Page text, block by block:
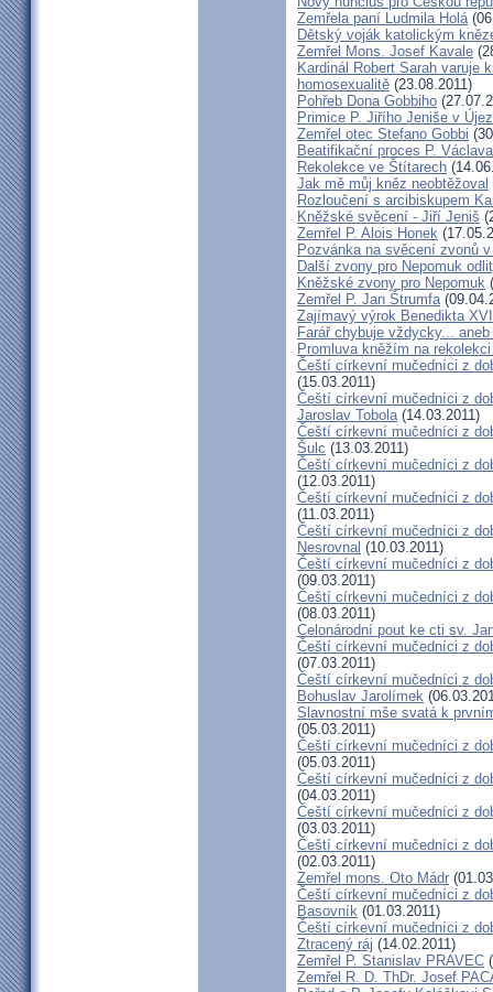
Zemřela paní Ludmila Holá
Dětský voják katolickým
Zemřel Mons. Josef Kavale
Kardinál Robert Sarah varuje
homosexualitě (23.08.2011)
Pohřeb Dona Gobbiho
Primice P. Jiřího Jeniše v
Zemřel otec Stefano Gobbi
Beatifikační proces P.
Rekolekce ve Štítarech
Jak mě můj kněz neobtěžoval
Rozloučení s arcibiskupem
Kněžské svěcení - Jiří Jeniš
Zemřel P. Alois Honek
Pozvánka na svěcení zvonů
Další zvony pro Nepomuk
Kněžské zvony pro Nepomuk
Zemřel P. Jan Štrumfa
Zajímavý výrok Benedikta
Farář chybuje vždycky...
Promluva kněžím na
Čeští církevní mučedníci z
(15.03.2011)
Čeští církevní mučedníci z
Jaroslav Tobola(14.03.2011)
Čeští církevní mučedníci z
Šulc (13.03.2011)
Čeští církevní mučedníci z
(12.03.2011)
Čeští církevní mučedníci z
(11.03.2011)
Čeští církevní mučedníci z
Nesrovnal (10.03.2011)
Čeští církevní mučedníci z
(09.03.2011)
Čeští církevní mučedníci z
(08.03.2011)
Celonárodní pout ke cti sv.
Čeští církevní mučedníci z
(07.03.2011)
Čeští církevní mučedníci z
Bohuslav Jarolímek
Slavnostní mše svatá k
(05.03.2011)
Čeští církevní mučedníci z
(05.03.2011)
Čeští církevní mučedníci z
(04.03.2011)
Čeští církevní mučedníci z
(03.03.2011)
Čeští církevní mučedníci z
(02.03.2011)
Zemřel mons. Oto Mádr
Čeští církevní mučedníci z
Basovník (01.03.2011)
Čeští církevní mučedníci z
Ztracený ráj (14.02.2011)
Zemřel P. Stanislav PRAVEC
Zemřel R. D. ThDr. Josef